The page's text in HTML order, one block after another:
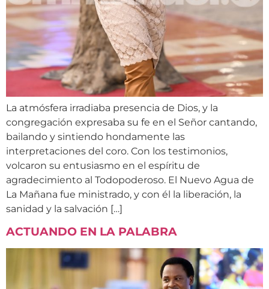
La atmósfera irradiaba presencia de Dios, y la
congregación expresaba su fe en el Señor cantando,
bailando y sintiendo hondamente las
interpretaciones del coro. Con los testimonios,
volcaron su entusiasmo en el espíritu de
agradecimiento al Todopoderoso. El Nuevo Agua de
La Mañana fue ministrado, y con él la liberación, la
sanidad y la salvación […]
ACTUANDO EN LA PALABRA